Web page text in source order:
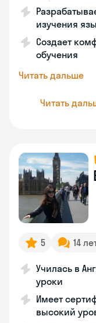
изучения
Создает
обучения
Читать дальше
Читать
5 14
Училась в
уроки
Имеет
высокий